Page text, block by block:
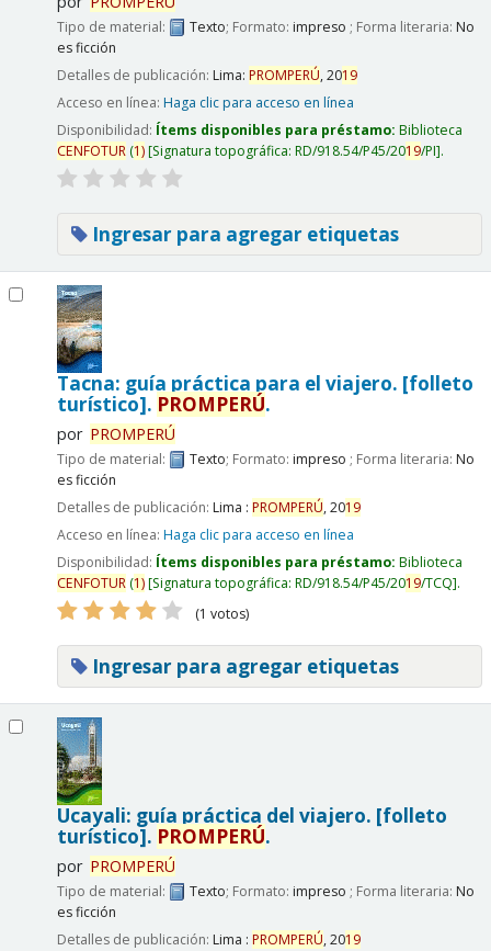
Tipo de material: Texto; Formato: impreso ; Forma literaria: No
es ficción
Detalles de publicación: Lima: PROMPERÚ,2019
Acceso en línea: Haga clic para acceso en línea
Disponibilidad: Ítems disponibles para préstamo: Biblioteca
CENFOTUR(1) Signatura topográfica: RD/918.54/P45/2019/PI .
Ingresar para agregar etiquetas
Tacna: guía práctica para el viajero. [folleto
turístico]. PROMPERÚ.
por PROMPERÚ
Tipo de material: Texto; Formato: impreso ; Forma literaria: No
es ficción
Detalles de publicación: Lima : PROMPERÚ,2019
Acceso en línea: Haga clic para acceso en línea
Disponibilidad: Ítems disponibles para préstamo: Biblioteca
CENFOTUR(1) Signatura topográfica: RD/918.54/P45/2019/TCQ .
(1 votos)
Ingresar para agregar etiquetas
Ucayali: guía práctica del viajero. [folleto
turístico]. PROMPERÚ.
por PROMPERÚ
Tipo de material: Texto; Formato: impreso ; Forma literaria: No
es ficción
Detalles de publicación: Lima : PROMPERÚ,2019